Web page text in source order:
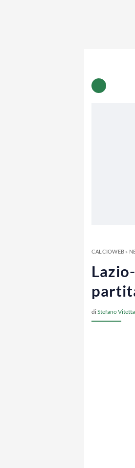
CALCIOWEB»
diStefano Vitetta